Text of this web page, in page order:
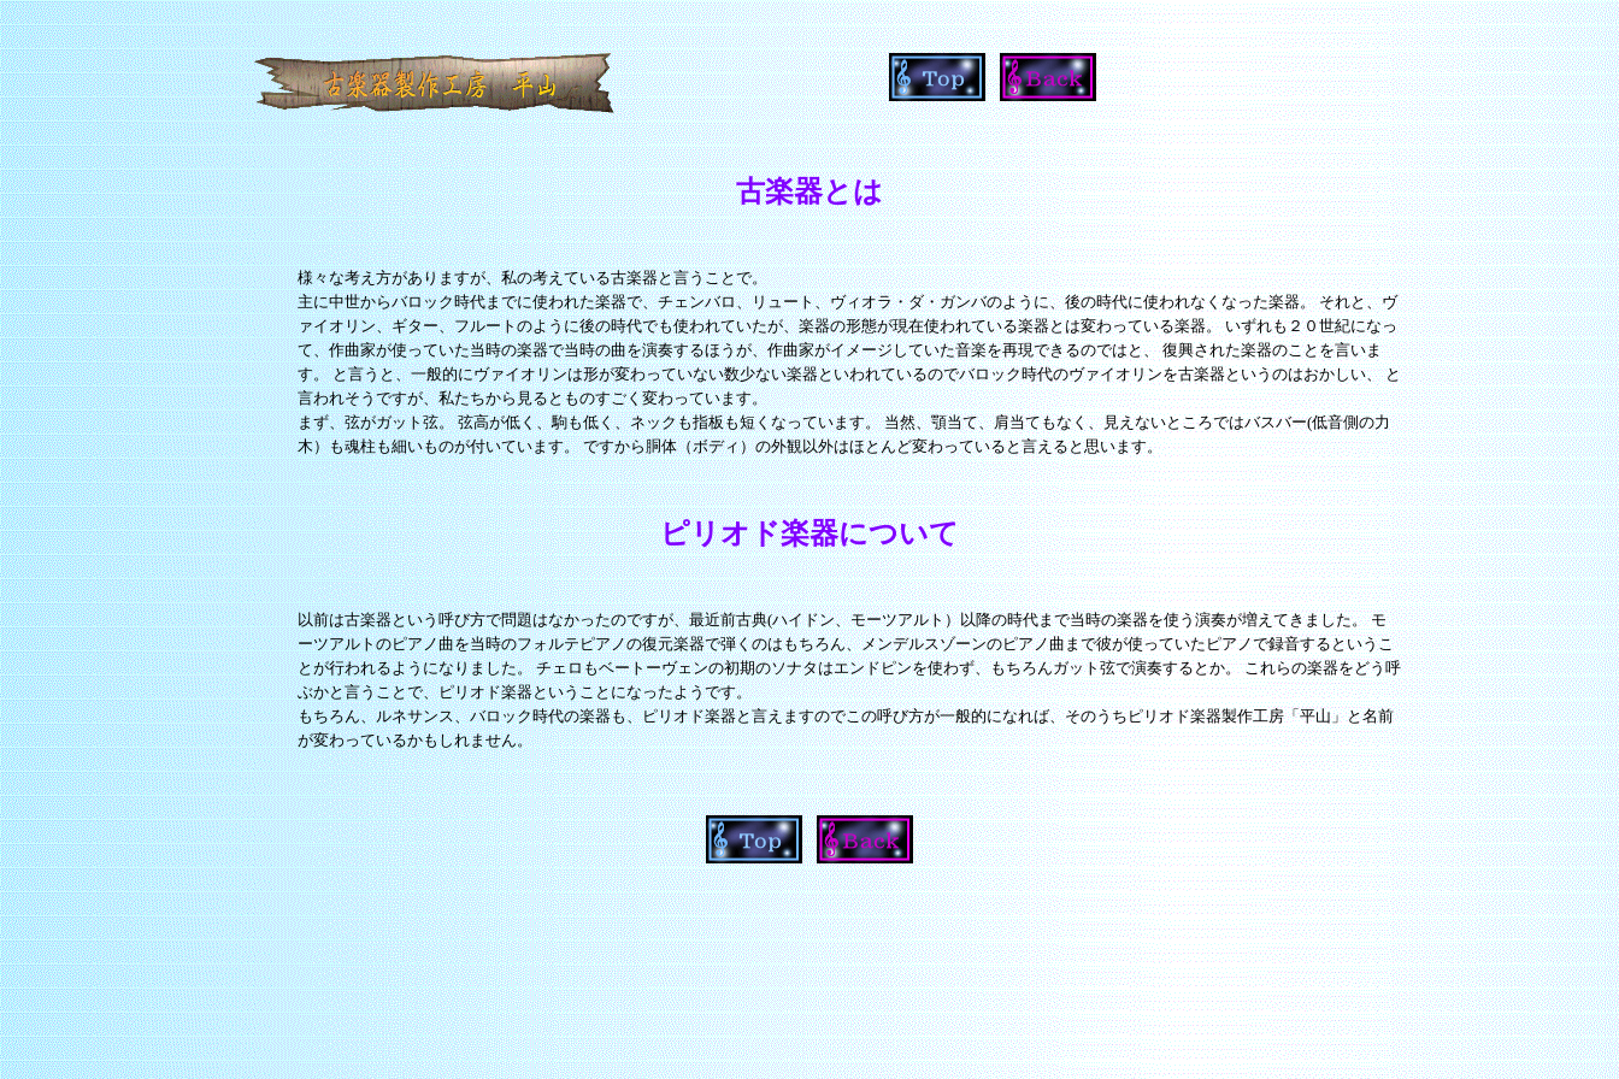
古楽器とは
様々な考え方がありますが、私の考えている古楽器と言うことで。
主に中世からバロック時代までに使われた楽器で、チェンバロ、リュート、ヴィオラ・ダ・ガンバのように、後の時代に使われなくなった楽器。 それと、ヴ
ァイオリン、ギター、フルートのように後の時代でも使われていたが、楽器の形態が現在使われている楽器とは変わっている楽器。 いずれも２０世紀になっ
て、作曲家が使っていた当時の楽器で当時の曲を演奏するほうが、作曲家がイメージしていた音楽を再現できるのではと、 復興された楽器のことを言いま
す。 と言うと、一般的にヴァイオリンは形が変わっていない数少ない楽器といわれているのでバロック時代のヴァイオリンを古楽器というのはおかしい、 と
言われそうですが、私たちから見るとものすごく変わっています。
まず、弦がガット弦。 弦高が低く、駒も低く、ネックも指板も短くなっています。 当然、顎当て、肩当てもなく、見えないところではバスバー(低音側の力
木）も魂柱も細いものが付いています。 ですから胴体（ボディ）の外観以外はほとんど変わっていると言えると思います。
ピリオド楽器について
以前は古楽器という呼び方で問題はなかったのですが、最近前古典(ハイドン、モーツアルト）以降の時代まで当時の楽器を使う演奏が増えてきました。 モ
ーツアルトのピアノ曲を当時のフォルテピアノの復元楽器で弾くのはもちろん、メンデルスゾーンのピアノ曲まで彼が使っていたピアノで録音するというこ
とが行われるようになりました。 チェロもベートーヴェンの初期のソナタはエンドピンを使わず、もちろんガット弦で演奏するとか。 これらの楽器をどう呼
ぶかと言うことで、ピリオド楽器ということになったようです。
もちろん、ルネサンス、バロック時代の楽器も、ピリオド楽器と言えますのでこの呼び方が一般的になれば、そのうちピリオド楽器製作工房「平山」と名前
が変わっているかもしれません。